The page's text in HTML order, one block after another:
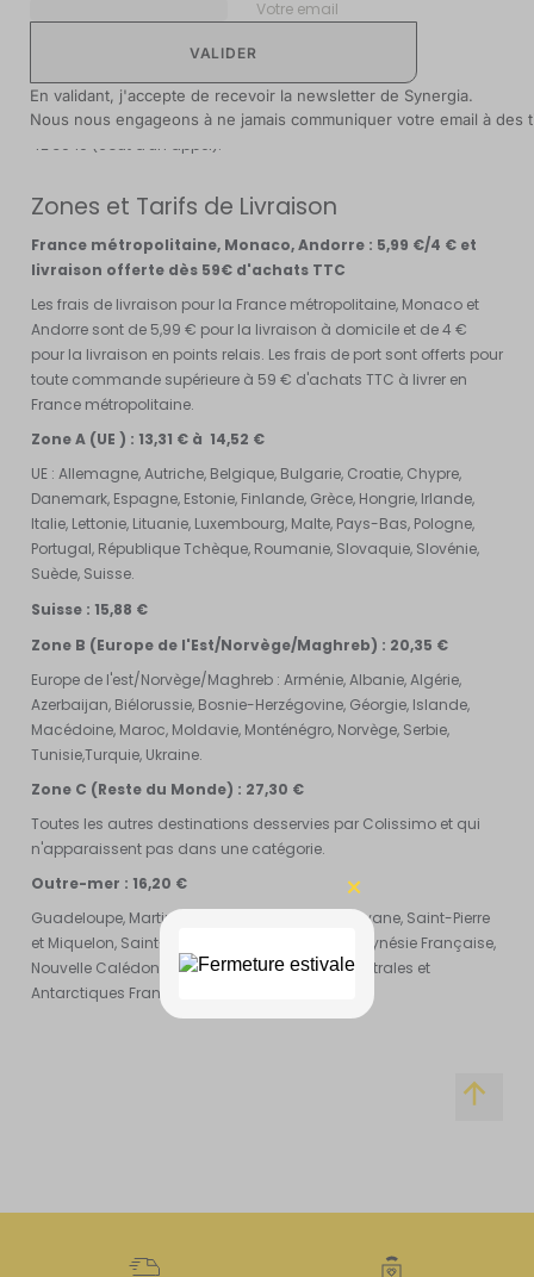
Votre email
En validant, j'accepte de recevoir la newsletter de Synergia.
Nous nous engageons à ne jamais communiquer votre email à des
commande ne pourra être traitée qu’après réception de votre
carte bancaire ou par PayPal ! Les frais d'expédition
comprennent l'emballage, la manutention et les frais postaux.
En cas de problème de livraison, merci de nous appeler au 04 77
42 30 10 (coût d'un appel).
Zones et Tarifs de Livraison
France métropolitaine, Monaco, Andorre : 5,99 €/4 € et
livraison offerte dès 59€ d'achats TTC
Les frais de livraison pour la France métropolitaine, Monaco et
Andorre sont de 5,99 € pour la livraison à domicile et de 4 €
pour la livraison en points relais. Les frais de port sont offerts pour
toute commande supérieure à 59 € d'achats TTC à livrer en
France métropolitaine.
Zone A (UE ) : 13,31 € à 14,52 €
UE : Allemagne, Autriche, Belgique, Bulgarie, Croatie, Chypre,
Danemark, Espagne, Estonie, Finlande, Grèce, Hongrie, Irlande,
Italie, Lettonie, Lituanie, Luxembourg, Malte, Pays-Bas, Pologne,
Portugal, République Tchèque, Roumanie, Slovaquie, Slovénie,
Suède, Suisse.
Suisse : 15,88 €
Zone B (Europe de l'Est/Norvège/Maghreb) : 20,35 €
Europe de l'est/Norvège/Maghreb : Arménie, Albanie, Algérie,
Azerbaijan, Biélorussie, Bosnie-Herzégovine, Géorgie, Islande,
Macédoine, Maroc, Moldavie, Monténégro, Norvège, Serbie,
Tunisie,Turquie, Ukraine.
Zone C (Reste du Monde) : 27,30 €
Toutes les autres destinations desservies par Colissimo et qui
n'apparaissent pas dans une catégorie.
Outre-mer : 16,20 €
Guadeloupe, Martinique, Mayotte, Réunion, Guyane, Saint-Pierre
et Miquelon, Saint-Martin, Saint Barthélémy. Polynésie Française,
Nouvelle Calédonie, Wallis et Futuna, Terres Australes et
Antarctiques Françaises.